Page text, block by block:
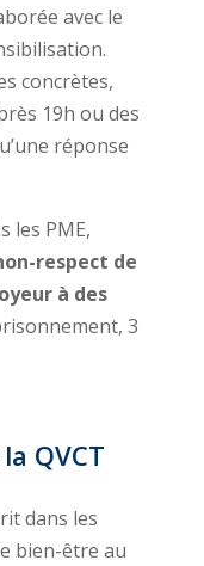
avec le
concrètes,
19h ou des
réponse
les PME,
respect de
à des
3
QVCT
dans les
bien-être au